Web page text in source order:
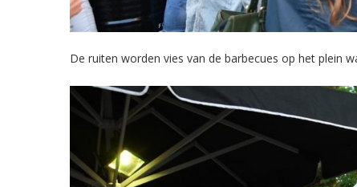
De ruiten worden vies van de barbecues op het plein